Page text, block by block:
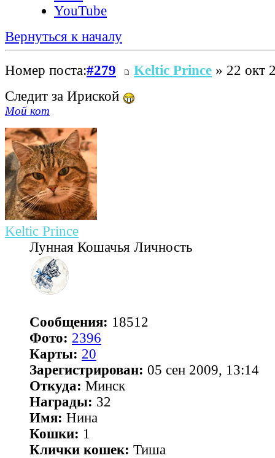
YouTube
Вернуться к началу
Номер поста:#279 Keltic Prince » 22 окт
Следит за Ириской
Мой кот
Keltic Prince
Лунная Кошачья Личность
Сообщения: 18512
Фото: 2396
Карты: 20
Зарегистрирован: 05 сен 2009, 13:14
Откуда: Минск
Награды: 32
Имя: Нина
Кошки: 1
Клички кошек: Тиша